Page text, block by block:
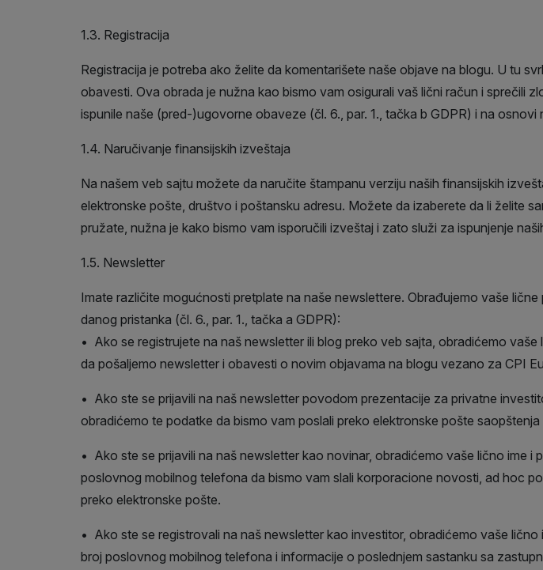
1.3. Registracija
Registracija je potreba ako želite da komentarišete naše objave na blogu. U tu
obavesti. Ova obrada je nužna kao bismo vam osigurali vaš lični račun i sprečili
ispunile naše (pred-)ugovorne obaveze (čl. 6., par. 1., tačka b GDPR) i na
1.4. Naručivanje finansijskih izveštaja
Na našem veb sajtu možete da naručite štampanu verziju naših finansijskih
elektronske pošte, društvo i poštansku adresu. Možete da izaberete da li želite
pružate, nužna je kako bismo vam isporučili izveštaj i zato služi za ispunjenje
1.5. Newsletter
Imate različite mogućnosti pretplate na naše newslettere. Obrađujemo vaše
danog pristanka (čl. 6., par. 1., tačka a GDPR):
• Ako se registrujete na naš newsletter ili blog preko veb sajta, obradićemo
da pošaljemo newsletter i obavesti o novim objavama na blogu vezano za CPI
• Ako ste se prijavili na naš newsletter povodom prezentacije za privatne
obradićemo te podatke da bismo vam poslali preko elektronske pošte
• Ako ste se prijavili na naš newsletter kao novinar, obradićemo vaše lično ime i
poslovnog mobilnog telefona da bismo vam slali korporacione novosti, ad hoc
preko elektronske pošte.
• Ako ste se registrovali na naš newsletter kao investitor, obradićemo vaše
broj poslovnog mobilnog telefona i informacije o poslednjem sastanku sa